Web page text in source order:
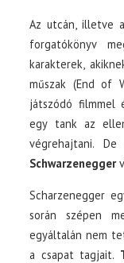
Az utcán, illetve
forgatókönyv
karakterek,
műszak (End of
játszódó filmmel
egy tank az
végrehajtani.
Schwarzenegger
Scharzenegger
során szépen
egyáltalán nem
a csapat tagjait.